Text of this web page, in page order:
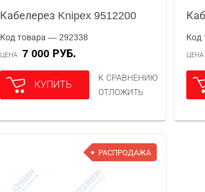
Кабелерез Knipex 9512200
Код товара — 292338
ЦЕНА 7 000 РУБ.
КУПИТЬ
К СРАВНЕНИЮ
ОТЛОЖИТЬ
Код
ЦЕНА
РАСПРОДАЖА